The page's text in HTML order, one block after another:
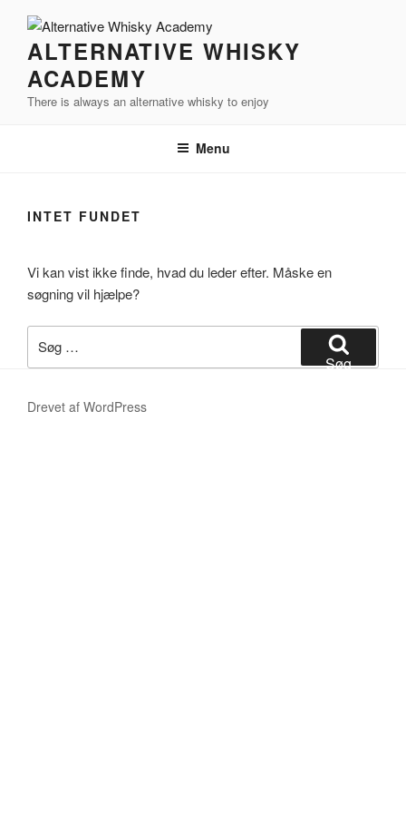
indholdALTERNATIVE WHISKY
ACADEMY
There is always an alternative whisky to enjoy
Menu
INTET FUNDET
Vi kan vist ikke finde, hvad du leder efter. Måske en
søgning vil hjælpe?
efter:
Søg
Drevet af WordPress